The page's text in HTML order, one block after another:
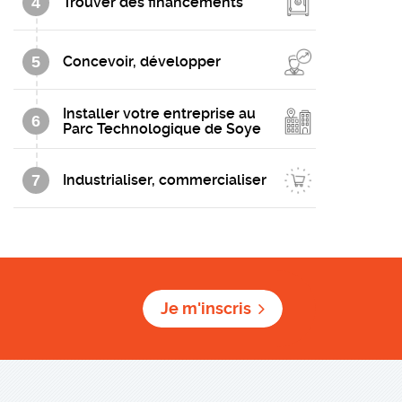
5 Concevoir, développer
6
Installer votre entreprise au
Parc Technologique de Soye
7 Industrialiser, commercialiser
Je m'inscris